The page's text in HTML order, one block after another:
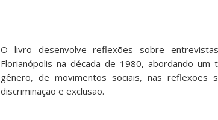
O livro desenvolve reflexões sobre
Florianópolis na década de 1980, abordando
gênero, de movimentos sociais, nas reflexões
discriminação e exclusão.